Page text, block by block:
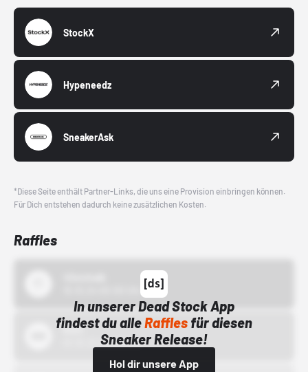
StockX
Hypeneedz
SneakerAsk
*Diese Seite enthält Partner-Links, die uns eine Provision einbringen können.
Für Dich entstehen dadurch keine zusätzlichen Kosten.
Raffles
In unserer Dead Stock App
findest du alleRafflesfür diesen
Sneaker Release!
Hol dir unsere App
Bstn
01.10.22 00:00 Uhr